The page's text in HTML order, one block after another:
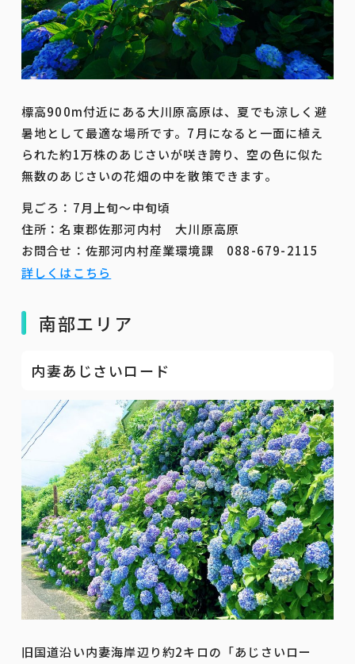
標高900m付近にある大川原高原は、夏でも涼しく避
暑地として最適な場所です。7月になると一面に植え
られた約1万株のあじさいが咲き誇り、空の色に似た
無数のあじさいの花畑の中を散策できます。
見ごろ：7月上旬～中旬頃
住所：名東郡佐那河内村 大川原高原
お問合せ：佐那河内村産業環境課 088-679-2115
詳しくはこちら
南部エリア
内妻あじさいロード
旧国道沿い内妻海岸辺り約2キロの「あじさいロー